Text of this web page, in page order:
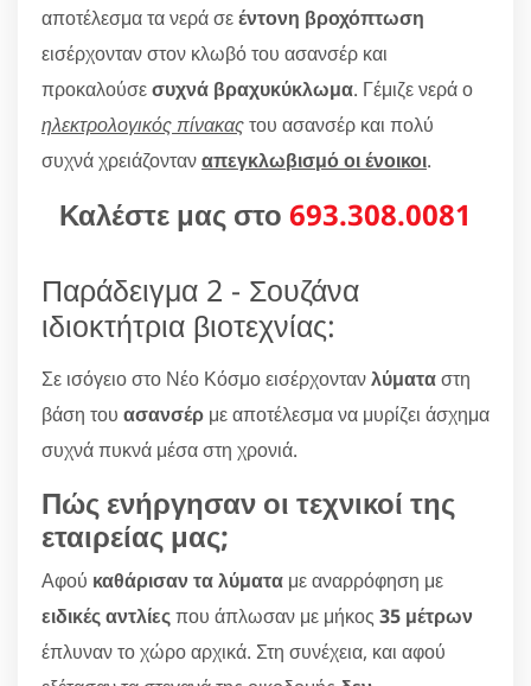
αποτέλεσμα τα νερά σεέντονη βροχόπτωση
εισέρχονταν στον κλωβό του ασανσέρ και
προκαλούσεσυχνά βραχυκύκλωμα. Γέμιζε νερά ο
ηλεκτρολογικός πίνακαςτου ασανσέρ και πολύ
συχνά χρειάζονταναπεγκλωβισμό οι ένοικοι.
Καλέστε μας στο 693.308.0081
Παράδειγμα 2 - Σουζάνα
ιδιοκτήτρια βιοτεχνίας:
Σε ισόγειο στο Νέο Κόσμο εισέρχοντανλύματαστη
βάση του ασανσέρ με αποτέλεσμα να μυρίζει άσχημα
συχνά πυκνά μέσα στη χρονιά.
Πώς ενήργησαν οι τεχνικοί της
εταιρείας μας;
Αφού καθάρισαν τα λύματα με αναρρόφηση με
ειδικές αντλίεςπου άπλωσαν με μήκος 35 μέτρων
έπλυναν το χώρο αρχικά. Στη συνέχεια, και αφού